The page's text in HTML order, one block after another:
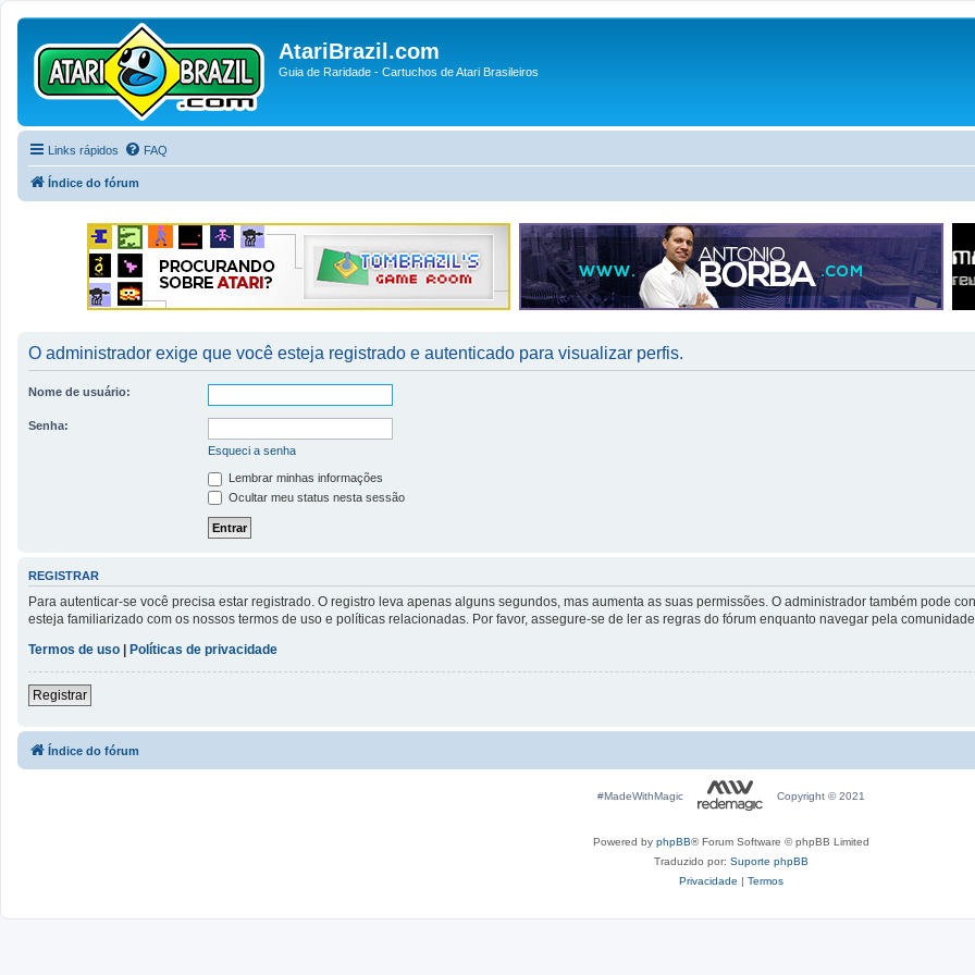
AtariBrazil.com
Guia de Raridade - Cartuchos de Atari Brasileiros
Links rápidos FAQ
Índice do fórum
O administrador exige que você esteja registrado e autenticado para visualizar perfis.
Nome de usuário:
Senha:
Esqueci a senha
Lembrar minhas informações
Ocultar meu status nesta sessão
REGISTRAR
Para autenticar-se você precisa estar registrado. O registro leva apenas alguns segundos, mas aumenta as suas permissões. O administrador também pode
esteja familiarizado com os nossos termos de uso e políticas relacionadas. Por favor, assegure-se de ler as regras do fórum enquanto navegar pela comunidade.
Termos de uso | Políticas de privacidade
Registrar
Índice do fórum
#MadeWithMagic Copyright © 2021
Powered by phpBB® Forum Software © phpBB Limited
Traduzido por: Suporte phpBB
Privacidade | Termos